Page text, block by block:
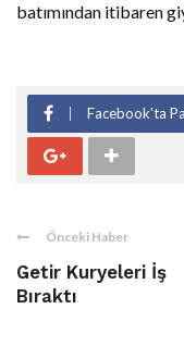
batımından itibaren
Facebook'ta
Önceki Haber
Getir Kuryeleri İş
Bıraktı